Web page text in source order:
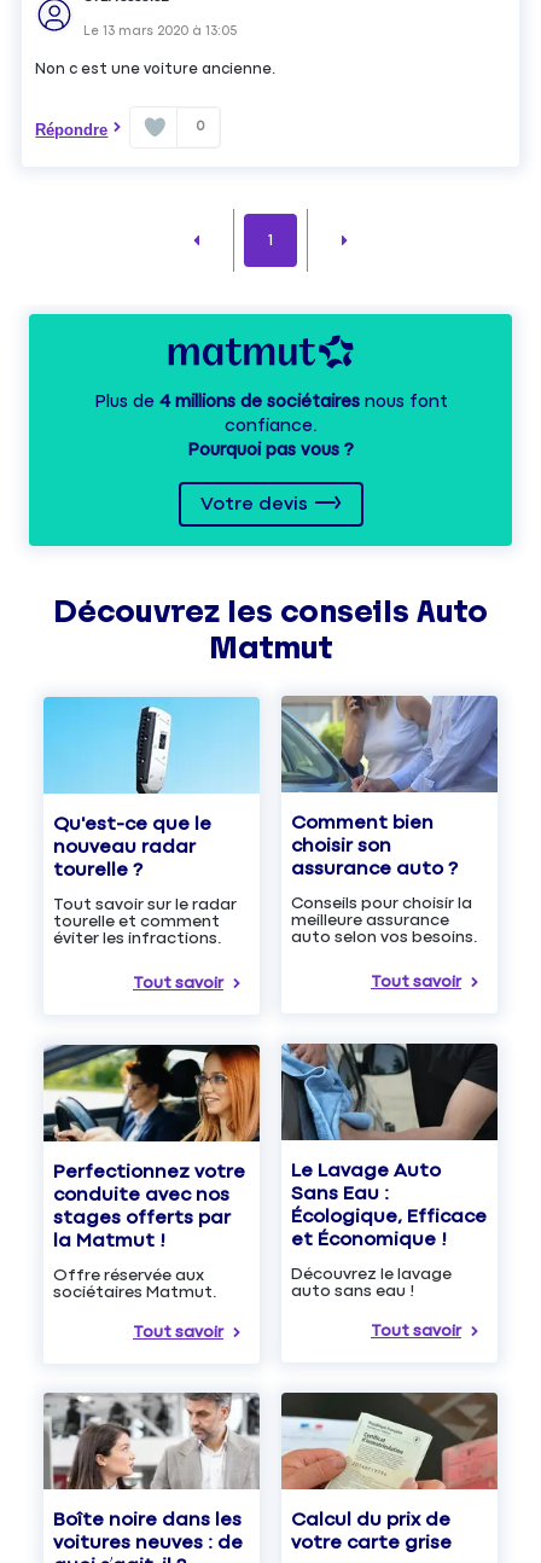
Le13 mars 2020 à13:05
Non c est une voiture ancienne.
Répondre 0
1
Plus de 4 millions de sociétairesnous font
confiance.
Pourquoi pas vous ?
Votre devis
Découvrez les conseils Auto
Matmut
Qu'est-ce que le
nouveau radar
tourelle ?
Tout savoir sur le radar
tourelle et comment
éviter les infractions.
Tout savoir
Comment bien
choisir son
assurance auto ?
Conseils pour choisir la
meilleure assurance
auto selon vos besoins.
Tout savoir
Perfectionnez votre
conduite avec nos
stages offerts par
la Matmut !
Offre réservée aux
sociétaires Matmut.
Tout savoir
Le Lavage Auto
Sans Eau :
Écologique, Efficace
et Économique !
Découvrez le lavage
auto sans eau !
Tout savoir
Boîte noire dans les
voitures neuves : de
Calcul du prix de
votre carte grise